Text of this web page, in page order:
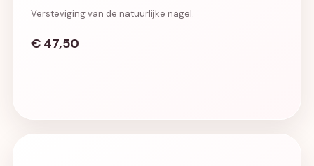
Versteviging van de natuurlijke nagel.
€ 47,50